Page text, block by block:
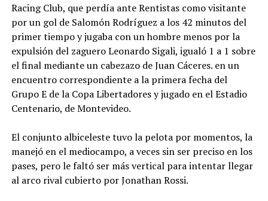
Racing Club, que perdía ante Rentistas como visitante
por un gol de Salomón Rodríguez a los 42 minutos del
primer tiempo y jugaba con un hombre menos por la
expulsión del zaguero Leonardo Sigali, igualó 1 a 1 sobre
el final mediante un cabezazo de Juan Cáceres. en un
encuentro correspondiente a la primera fecha del
Grupo E de la Copa Libertadores y jugado en el Estadio
Centenario, de Montevideo.
El conjunto albiceleste tuvo la pelota por momentos, la
manejó en el mediocampo, a veces sin ser preciso en los
pases, pero le faltó ser más vertical para intentar llegar
al arco rival cubierto por Jonathan Rossi.